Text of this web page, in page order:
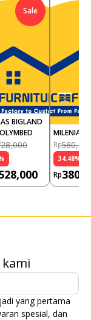
Sale
BIGLAND
MILENIAL
Rp
34.48%
Rp
yang pertama
spesial, dan